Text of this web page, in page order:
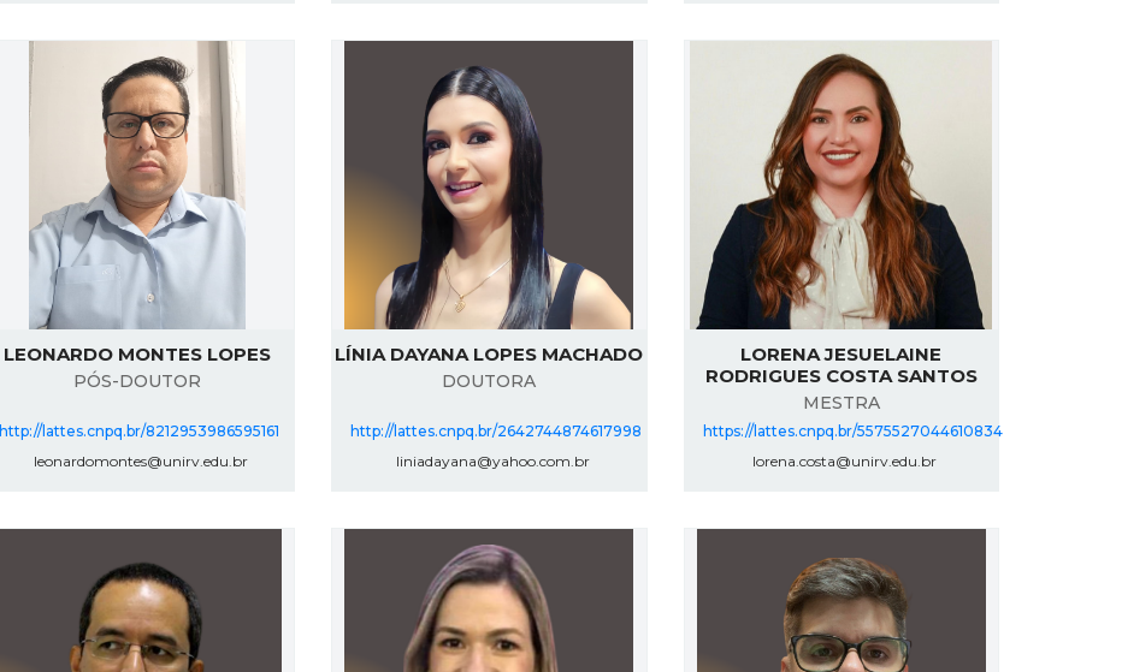
LEONARDO MONTES LOPES
PÓS-DOUTOR
http://lattes.cnpq.br/8212953986595161
leonardomontes@unirv.edu.br
LÍNIA DAYANA LOPES MACHADO
DOUTORA
http://lattes.cnpq.br/2642744874617998
liniadayana@yahoo.com.br
LORENA JESUELAINE
RODRIGUES COSTA SANTOS
MESTRA
https://lattes.cnpq.br/5575527044610834
lorena.costa@unirv.edu.br